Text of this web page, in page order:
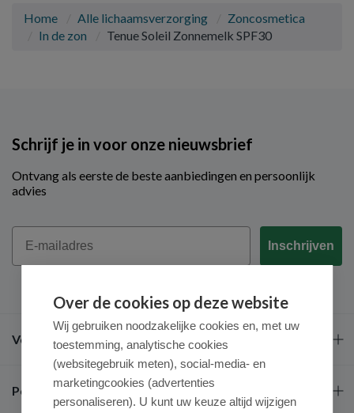
Home Alle lichaamsverzorging
Zoncosmetica
In de zon
Tenue Soleil Zonnemelk SPF30
Schrijf je in voor onze nieuwsbrief
Ontvang als eerste de beste aanbiedingen en persoonlijk
advies
Email
Inschrijven
Veel gestelde vragen
Populaire merken
Over de cookies op deze website
Wij gebruiken noodzakelijke cookies en, met uw
toestemming, analytische cookies
(websitegebruik meten), social-media- en
marketingcookies (advertenties
personaliseren). U kunt uw keuze altijd wijzigen